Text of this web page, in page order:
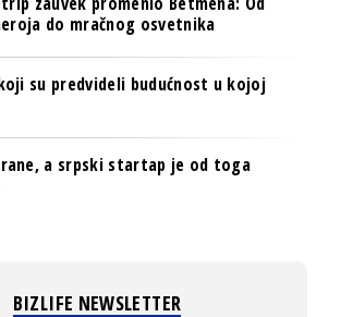
do mračnog osvetnika
su predvideli budućnost u kojoj
a srpski startap je od toga
BIZLIFE NEWSLETTER